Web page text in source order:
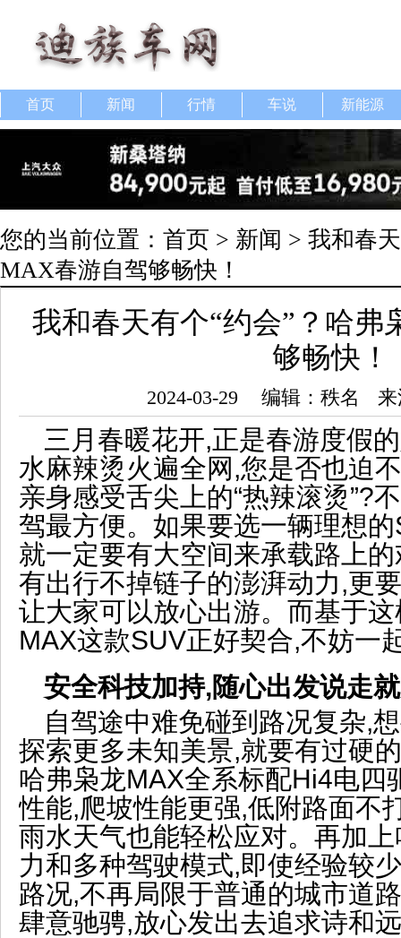
首页 新闻 行情 车说 新能源
您的当前位置： 首页 > 新闻 > 我和春
MAX春游自驾够畅快！
我和春天有个“约会”？哈弗
够畅快！
2024-03-29 编辑：秩名
三月春暖花开,正是春游度假
水麻辣烫火遍全网,您是否也迫
亲身感受舌尖上的“热辣滚烫”?
驾最方便。如果要选一辆理想
就一定要有大空间来承载路上
有出行不掉链子的澎湃动力,更
让大家可以放心出游。而基于
MAX这款SUV正好契合,不妨一
安全科技加持,随心出发说走
自驾途中难免碰到路况复杂,
探索更多未知美景,就要有过硬
哈弗枭龙MAX全系标配Hi4电四
性能,爬坡性能更强,低附路面不
雨水天气也能轻松应对。再加
力和多种驾驶模式,即使经验较
路况,不再局限于普通的城市道
肆意驰骋,放心发出去追求诗和